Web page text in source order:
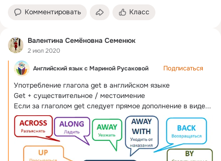
Комментировать Класс
Валентина Семёновна Семенюк
2 июл 2020
Английский язык с Мариной Русаковой Подписаться
Употребление глагола get в английском языке
Get + существительное / местоимение
Если за глаголом get следует прямое дополнение в виде...